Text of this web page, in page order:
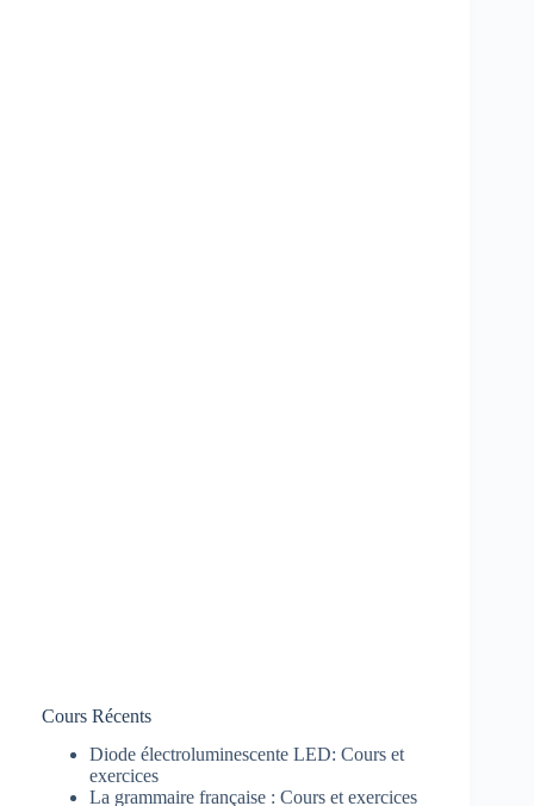
Cours Récents
Diode électroluminescente LED: Cours et
exercices
La grammaire française : Cours et exercices